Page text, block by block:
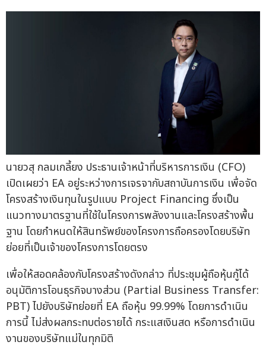
นายวสุ กลมเกลี้ยง ประธานเจ้าหน้าที่บริหารการเงิน (CFO)
เปิดเผยว่า EA อยู่ระหว่างการเจรจากับสถาบันการเงิน เพื่อจัด
โครงสร้างเงินทุนในรูปแบบ Project Financing ซึ่งเป็น
แนวทางมาตรฐานที่ใช้ในโครงการพลังงานและโครงสร้างพื้น
ฐาน โดยกำหนดให้สินทรัพย์ของโครงการถือครองโดยบริษัท
ย่อยที่เป็นเจ้าของโครงการโดยตรง
เพื่อให้สอดคล้องกับโครงสร้างดังกล่าว ที่ประชุมผู้ถือหุ้นกู้ได้
อนุมัติการโอนธุรกิจบางส่วน (Partial Business Transfer:
PBT) ไปยังบริษัทย่อยที่ EA ถือหุ้น 99.99% โดยการดำเนิน
การนี้ ไม่ส่งผลกระทบต่อรายได้ กระแสเงินสด หรือการดำเนิน
งานของบริษัทแม่ในทุกมิติ